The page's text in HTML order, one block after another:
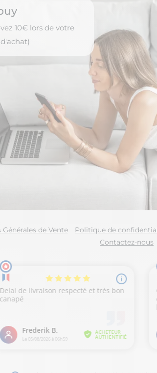
10€ lors de votre
de Vente Politique de
Contactez-nous